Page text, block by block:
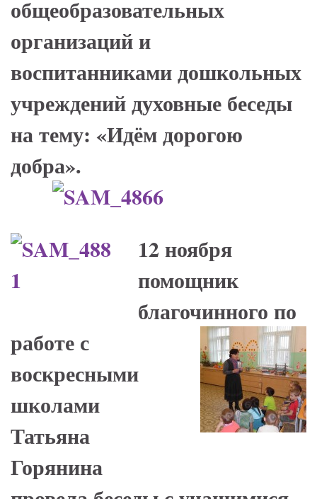
общеобразовательных
организаций и
воспитанниками дошкольных
учреждений духовные беседы
на тему: «Идём дорогою
добра».
12 ноября
помощник
благочинного по
работе с
воскресными
школами
Татьяна
Горянина